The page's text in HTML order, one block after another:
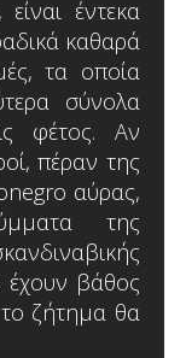
έντεκα
καθαρά
τα οποία
σύνολα
φέτος. Αν
πέραν της
αύρας,
της
βάθος
ζήτημα θα